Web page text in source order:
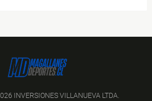
INVERSIONES VILLANUEVA LTDA.